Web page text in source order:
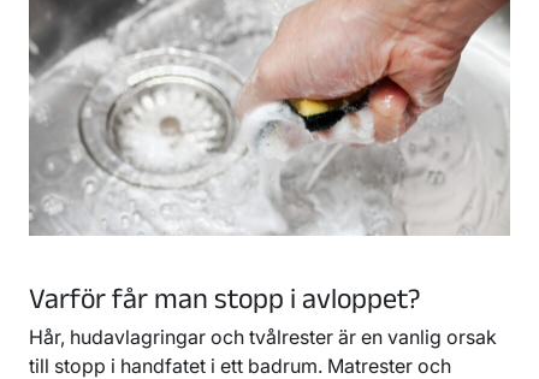
Varför får man stopp i avloppet?
Hår, hudavlagringar och tvålrester är en vanlig orsak
till stopp i handfatet i ett badrum. Matrester och